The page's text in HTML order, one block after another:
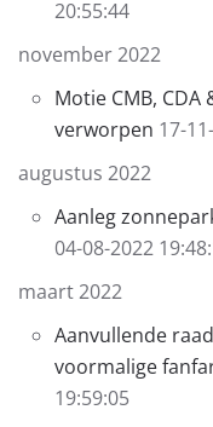
20:55:44
november 2022
Motie CMB, CDA
verworpen 17-
augustus 2022
Aanleg
04-08-2022
maart 2022
Aanvullende
voormalige
19:59:05